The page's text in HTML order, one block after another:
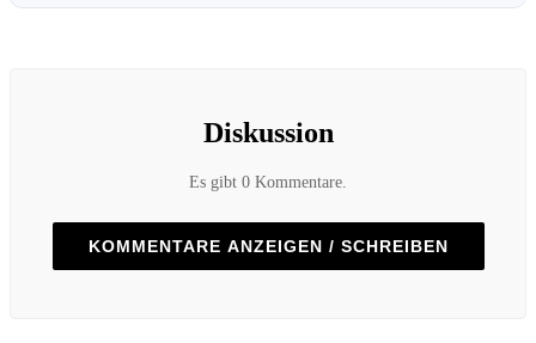
Diskussion
Es gibt 0 Kommentare.
KOMMENTARE ANZEIGEN / SCHREIBEN